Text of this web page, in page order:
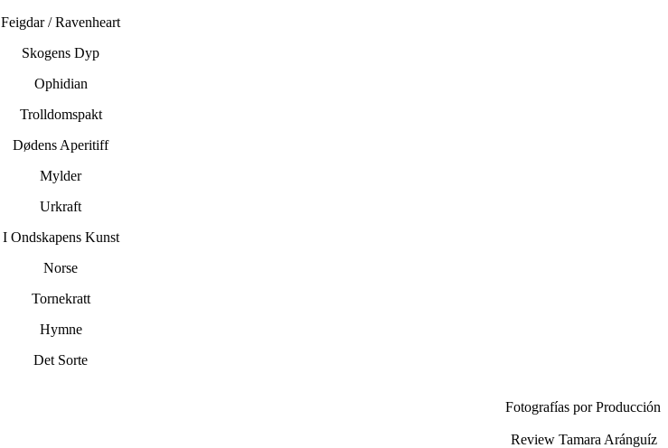
Feigdar / Ravenheart
Skogens Dyp
Ophidian
Trolldomspakt
Dødens Aperitiff
Mylder
Urkraft
I Ondskapens Kunst
Norse
Tornekratt
Hymne
Det Sorte
Fotografías por Producción
Review Tamara Aránguíz